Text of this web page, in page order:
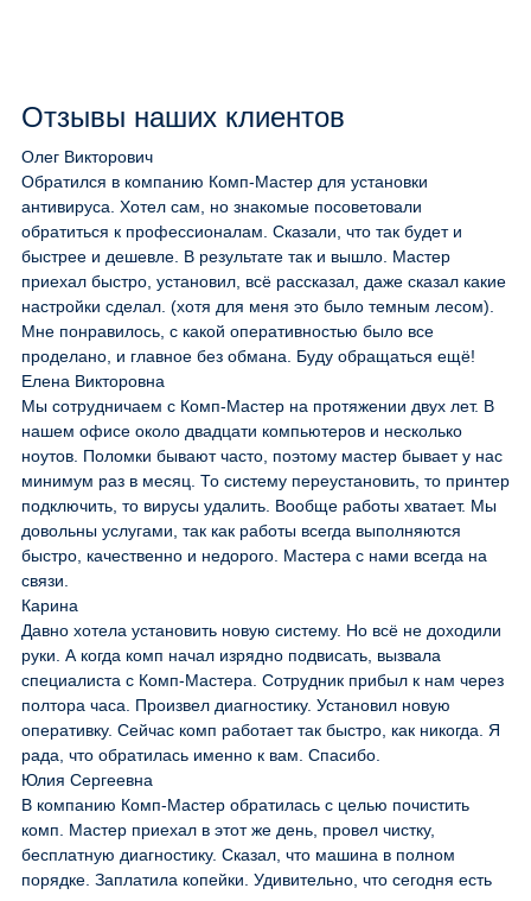
Отзывы наших клиентов
Олег Викторович
Обратился в компанию Комп-Мастер для установки
антивируса. Хотел сам, но знакомые посоветовали
обратиться к профессионалам. Сказали, что так будет и
быстрее и дешевле. В результате так и вышло. Мастер
приехал быстро, установил, всё рассказал, даже сказал какие
настройки сделал. (хотя для меня это было темным лесом).
Мне понравилось, с какой оперативностью было все
проделано, и главное без обмана. Буду обращаться ещё!
Елена Викторовна
Мы сотрудничаем с Комп-Мастер на протяжении двух лет. В
нашем офисе около двадцати компьютеров и несколько
ноутов. Поломки бывают часто, поэтому мастер бывает у нас
минимум раз в месяц. То систему переустановить, то принтер
подключить, то вирусы удалить. Вообще работы хватает. Мы
довольны услугами, так как работы всегда выполняются
быстро, качественно и недорого. Мастера с нами всегда на
связи.
Карина
Давно хотела установить новую систему. Но всё не доходили
руки. А когда комп начал изрядно подвисать, вызвала
специалиста с Комп-Мастера. Сотрудник прибыл к нам через
полтора часа. Произвел диагностику. Установил новую
оперативку. Сейчас комп работает так быстро, как никогда. Я
рада, что обратилась именно к вам. Спасибо.
Юлия Сергеевна
В компанию Комп-Мастер обратилась с целью почистить
комп. Мастер приехал в этот же день, провел чистку,
бесплатную диагностику. Сказал, что машина в полном
порядке. Заплатила копейки. Удивительно, что сегодня есть